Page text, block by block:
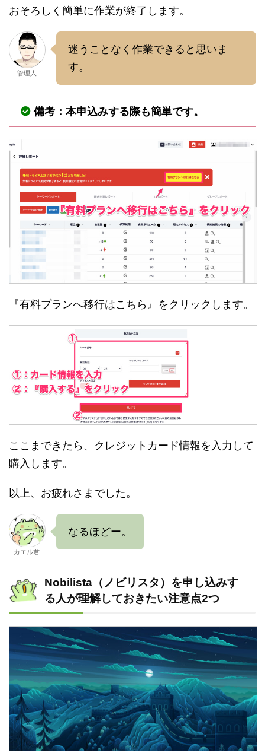
おそろしく簡単に作業が終了します。
管理人
迷うことなく作業できると思いま
す。
備考：本申込みする際も簡単です。
『有料プランへ移行はこちら』をクリックします。
ここまできたら、クレジットカード情報を入力して
購入します。
以上、お疲れさまでした。
カエル君
なるほどー。
Nobilista（ノビリスタ）を申し込みす
る人が理解しておきたい注意点2つ